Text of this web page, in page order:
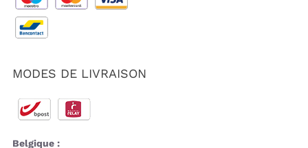
MODES DE LIVRAISON
Belgique :